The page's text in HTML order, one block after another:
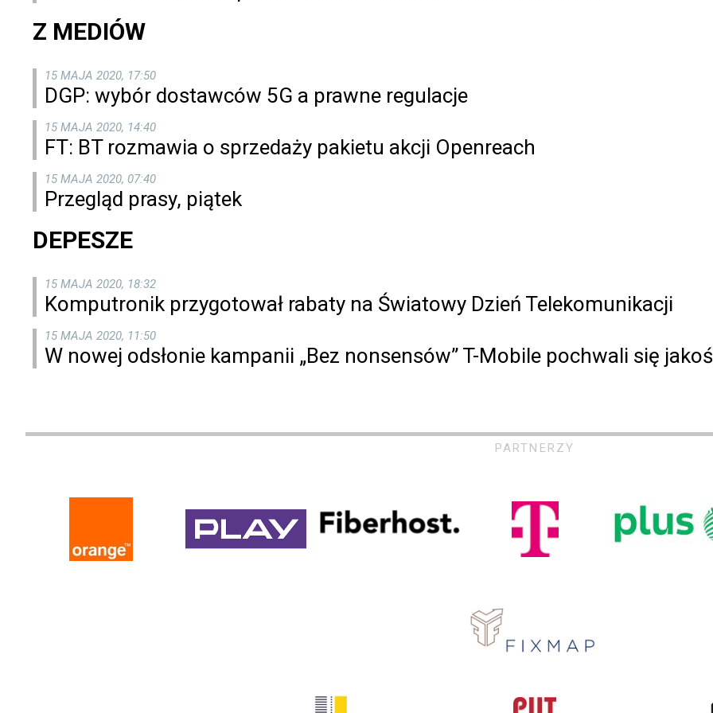
Z MEDIÓW
15 MAJA 2020, 17:50
DGP: wybór dostawców 5G a prawne regulacje
15 MAJA 2020, 14:40
FT: BT rozmawia o sprzedaży pakietu akcji Openreach
15 MAJA 2020, 07:40
Przegląd prasy, piątek
DEPESZE
15 MAJA 2020, 18:32
Komputronik przygotował rabaty na Światowy Dzień Telekomunikacji
15 MAJA 2020, 11:50
W nowej odsłonie kampanii „Bez nonsensów” T-Mobile pochwali się
PARTNERZY